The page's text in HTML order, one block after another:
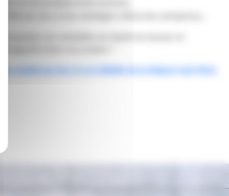
sur les produits et les services,
effet de serre et les stratégies climat des entreprises…
les modalités de dépôt de dossier et
dans vos projets ?